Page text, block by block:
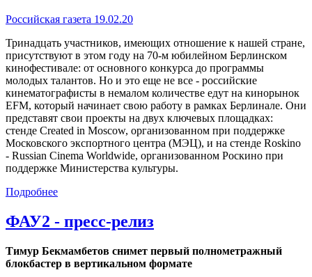
Российская газета 19.02.20
Тринадцать участников, имеющих отношение к нашей стране,
присутствуют в этом году на 70-м юбилейном Берлинском
кинофестивале: от основного конкурса до программы
молодых талантов. Но и это еще не все - российские
кинематографисты в немалом количестве едут на кинорынок
EFM, который начинает свою работу в рамках Берлинале. Они
представят свои проекты на двух ключевых площадках:
стенде Created in Moscow, организованном при поддержке
Московского экспортного центра (МЭЦ), и на стенде Roskino
- Russian Cinema Worldwide, организованном Роскино при
поддержке Министерства культуры.
Подробнее
ФАУ2 - пресс-релиз
Тимур Бекмамбетов снимет первый полнометражный
блокбастер в вертикальном формате